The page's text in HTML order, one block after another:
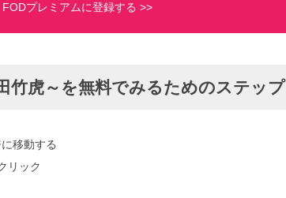
FODプレミアムに登録する >>
竹虎～を無料でみるためのステップ
移動する
リック